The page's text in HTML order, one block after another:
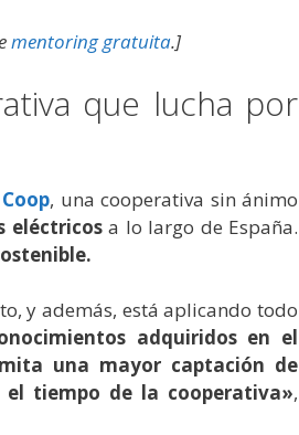
mentoring gratuita.]
que lucha por
, una cooperativa sin ánimo
eléctricosa lo largo de España.
y además, está aplicando todo
adquiridos en el
una mayor captación de
tiempo de la cooperativa»,